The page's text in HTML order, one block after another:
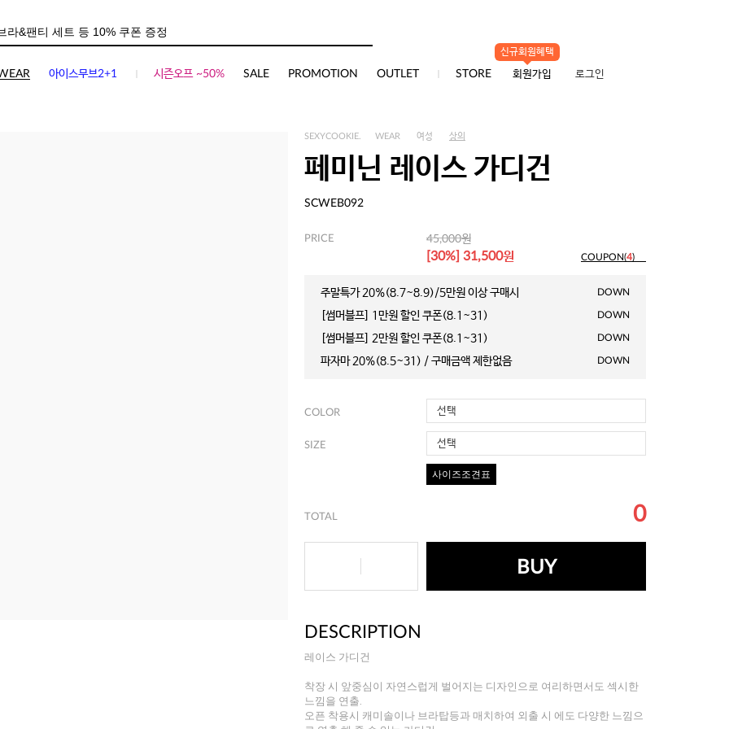
아이스무브2+1 시즌오프 ~50% SALE PROMOTION OUTLET STORE
신규회원혜택
회원가입 로그인
SEXYCOOKIE. WEAR 여성 상의
페미닌 레이스 가디건
SCWEB092
PRICE 45,000원
[30%] 31,500원 COUPON(4)
주말특가 20%(8.7~8.9)/5만원 이상 구매시 DOWN
[썸머블프] 1만원 할인 쿠폰(8.1~31) DOWN
[썸머블프] 2만원 할인 쿠폰(8.1~31) DOWN
파자마 20%(8.5~31) / 구매금액 제한없음 DOWN
COLOR 선택
SIZE 선택
사이즈조견표
TOTAL 0
BUY
DESCRIPTION
레이스 가디건
착장 시 앞중심이 자연스럽게 벌어지는 디자인으로 여리하면서도 섹시한
느낌을 연출.
오픈 착용시 캐미솔이나 브라탑등과 매치하여 외출 시 에도 다양한 느낌으